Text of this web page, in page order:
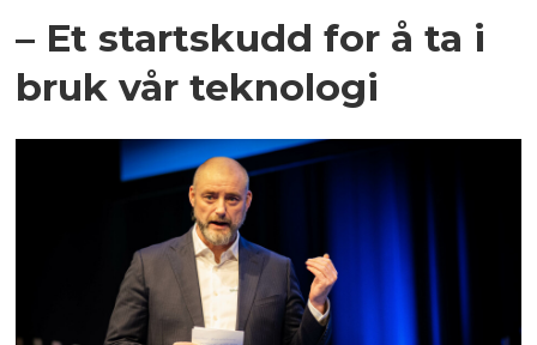
– Et startskudd for å ta i
bruk vår teknologi